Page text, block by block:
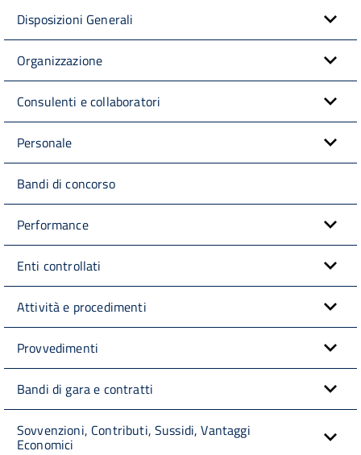
Disposizioni Generali
Organizzazione
Consulenti e collaboratori
Personale
Bandi di concorso
Performance
Enti controllati
Attività e procedimenti
Provvedimenti
Bandi di gara e contratti
Sovvenzioni, Contributi, Sussidi, Vantaggi
Economici